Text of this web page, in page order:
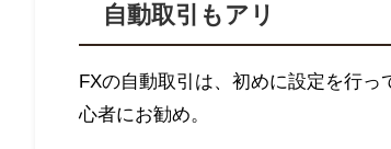
自動取引もアリ
FXの自動取引は、初めに設定を行
心者にお勧め。